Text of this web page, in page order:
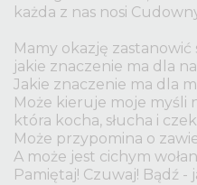
każda z nas nosi
Mamy okazję zastanowić
jakie znaczenie ma dla
Jakie znaczenie ma dla
Może kieruje moje myśli
która kocha, słucha i
Może przypomina o
A może jest cichym
Pamiętaj! Czuwaj! Bądź -